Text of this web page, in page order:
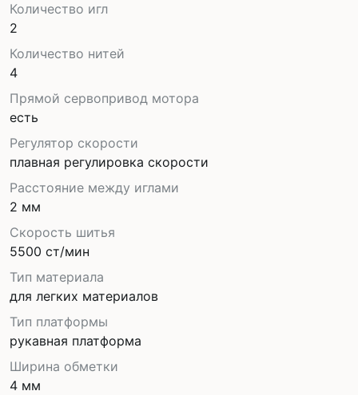
Количество игл
2
Количество нитей
4
Прямой сервопривод мотора
есть
Регулятор скорости
плавная регулировка скорости
Расстояние между иглами
2 мм
Скорость шитья
5500 ст/мин
Тип материала
для легких материалов
Тип платформы
рукавная платформа
Ширина обметки
4 мм